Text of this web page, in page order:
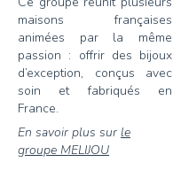
maisons françaises
animées par la même
passion : offrir des bijoux
d’exception, conçus avec
soin et fabriqués en
France.
En savoir plus sur le
groupe MELIJOU